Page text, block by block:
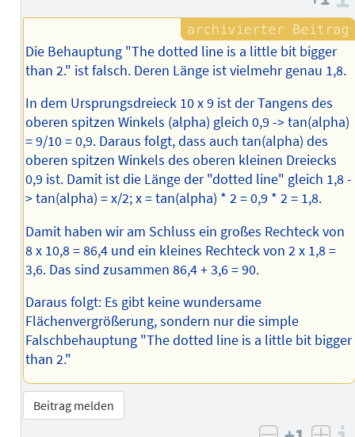
Die Behauptung "The dotted line is a little bit bigger
than 2." ist falsch. Deren Länge ist vielmehr genau 1,8.
In dem Ursprungsdreieck 10 x 9 ist der Tangens des
oberen spitzen Winkels (alpha) gleich 0,9 -> tan(alpha)
= 9/10 = 0,9. Daraus folgt, dass auch tan(alpha) des
oberen spitzen Winkels des oberen kleinen Dreiecks
0,9 ist. Damit ist die Länge der "dotted line" gleich 1,8 -
> tan(alpha) = x/2; x = tan(alpha) * 2 = 0,9 * 2 = 1,8.
Damit haben wir am Schluss ein großes Rechteck von
8 x 10,8 = 86,4 und ein kleines Rechteck von 2 x 1,8 =
3,6. Das sind zusammen 86,4 + 3,6 = 90.
Daraus folgt: Es gibt keine wundersame
Flächenvergrößerung, sondern nur die simple
Falschbehauptung "The dotted line is a little bit bigger
than 2."
Beitrag melden